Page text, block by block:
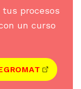
tus procesos
un curso